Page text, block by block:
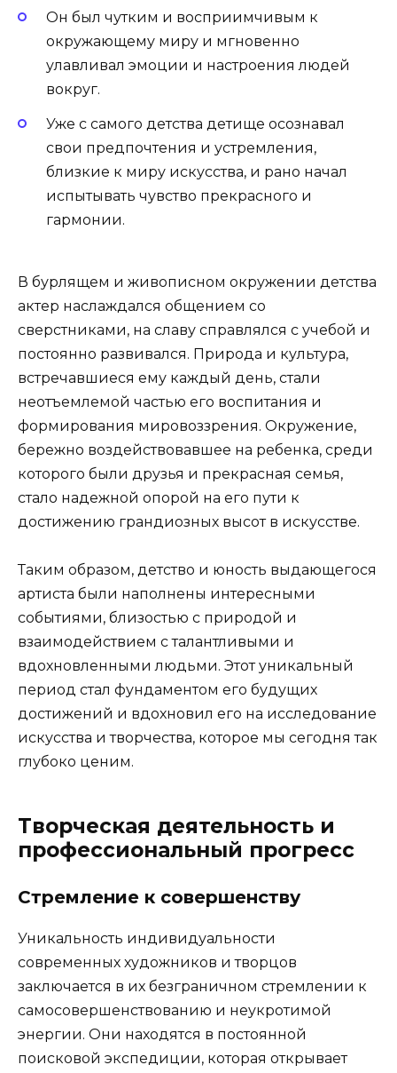
Он был чутким и восприимчивым к
окружающему миру и мгновенно
улавливал эмоции и настроения людей
вокруг.
Уже с самого детства детище осознавал
свои предпочтения и устремления,
близкие к миру искусства, и рано начал
испытывать чувство прекрасного и
гармонии.
В бурлящем и живописном окружении детства
актер наслаждался общением со
сверстниками, на славу справлялся с учебой и
постоянно развивался. Природа и культура,
встречавшиеся ему каждый день, стали
неотъемлемой частью его воспитания и
формирования мировоззрения. Окружение,
бережно воздействовавшее на ребенка, среди
которого были друзья и прекрасная семья,
стало надежной опорой на его пути к
достижению грандиозных высот в искусстве.
Таким образом, детство и юность выдающегося
артиста были наполнены интересными
событиями, близостью с природой и
взаимодействием с талантливыми и
вдохновленными людьми. Этот уникальный
период стал фундаментом его будущих
достижений и вдохновил его на исследование
искусства и творчества, которое мы сегодня так
глубоко ценим.
Творческая деятельность и
профессиональный прогресс
Стремление к совершенству
Уникальность индивидуальности
современных художников и творцов
заключается в их безграничном стремлении к
самосовершенствованию и неукротимой
энергии. Они находятся в постоянной
поисковой экспедиции, которая открывает